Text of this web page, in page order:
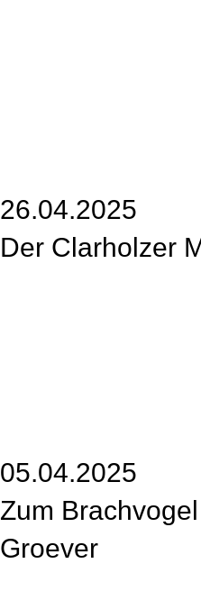
26.04.2025
Der Clarholzer
05.04.2025
Zum
Groever